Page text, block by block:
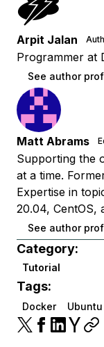
Arpit Jalan
Programmer at
See author
Matt Abrams
Supporting the
at a time.
Expertise in
20.04, CentOS,
See author
Category:
Tutorial
Tags:
Docker